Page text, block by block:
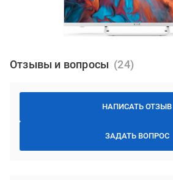
Отзывы и вопросы
НАПИСАТЬ ОТЗЫВ
ЗАДАТЬ ВОПРОС